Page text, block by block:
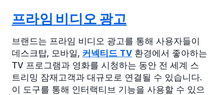
프라임 비디오 광고
브랜드는 프라임 비디오 광고를 통해 사용자들이
데스크탑, 모바일, 커넥티드 TV 환경에서 좋아하는
TV 프로그램과 영화를 시청하는 동안 전 세계 스
트리밍 잠재고객과 대규모로 연결될 수 있습니다.
이 도구를 통해 인터랙티브 기능을 사용할 수 있으